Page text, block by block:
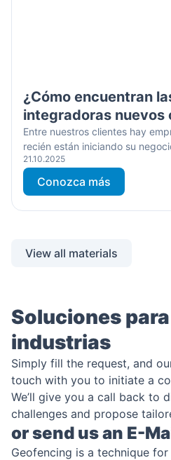
¿Cómo encuentran
integradoras nuevos
Entre nuestros clientes hay
recién están iniciando su
¿Cómo encontrar nuevos
escribir una serie de artículos al
corporativo. Así que, para
21.10.2025
Conozca más
View all materials
Soluciones
industrias
Simply fill the request, and
touch with you to initiate a
We’ll give you a call back to
challenges and propose
or send us an E-
Geofencing is a technique